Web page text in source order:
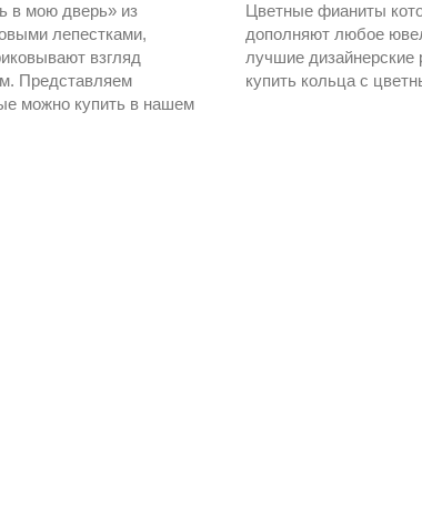
в мою дверь» из
лепестками,
взгляд
Представляем
можно купить в нашем
Цветные фианиты
дополняют любое
лучшие
купить кольца с